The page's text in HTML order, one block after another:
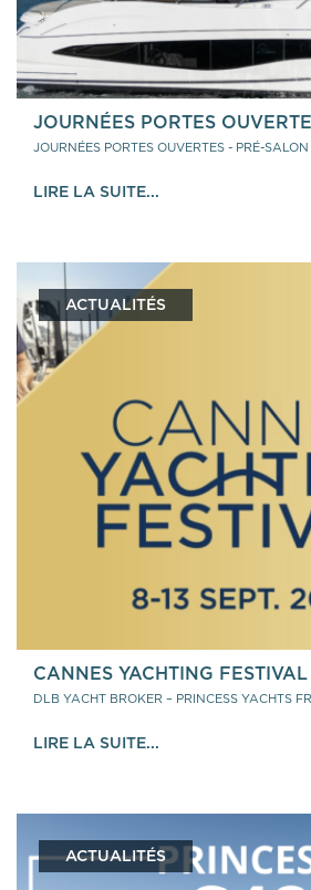
JOURNÉES PORTES
JOURNÉES PORTES OUVERTES - PRÉ-
LIRE LA SUITE...
ACTUALITÉS
CANNES YACHTING
DLB YACHT BROKER – PRINCESS YACHTS
LIRE LA SUITE...
ACTUALITÉS